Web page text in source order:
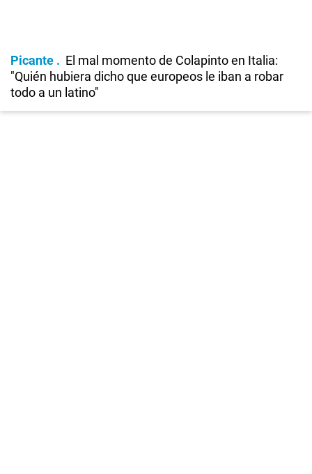
Picante
El mal momento de Colapinto en Italia:
"Quién hubiera dicho que europeos le iban a robar
todo a un latino"